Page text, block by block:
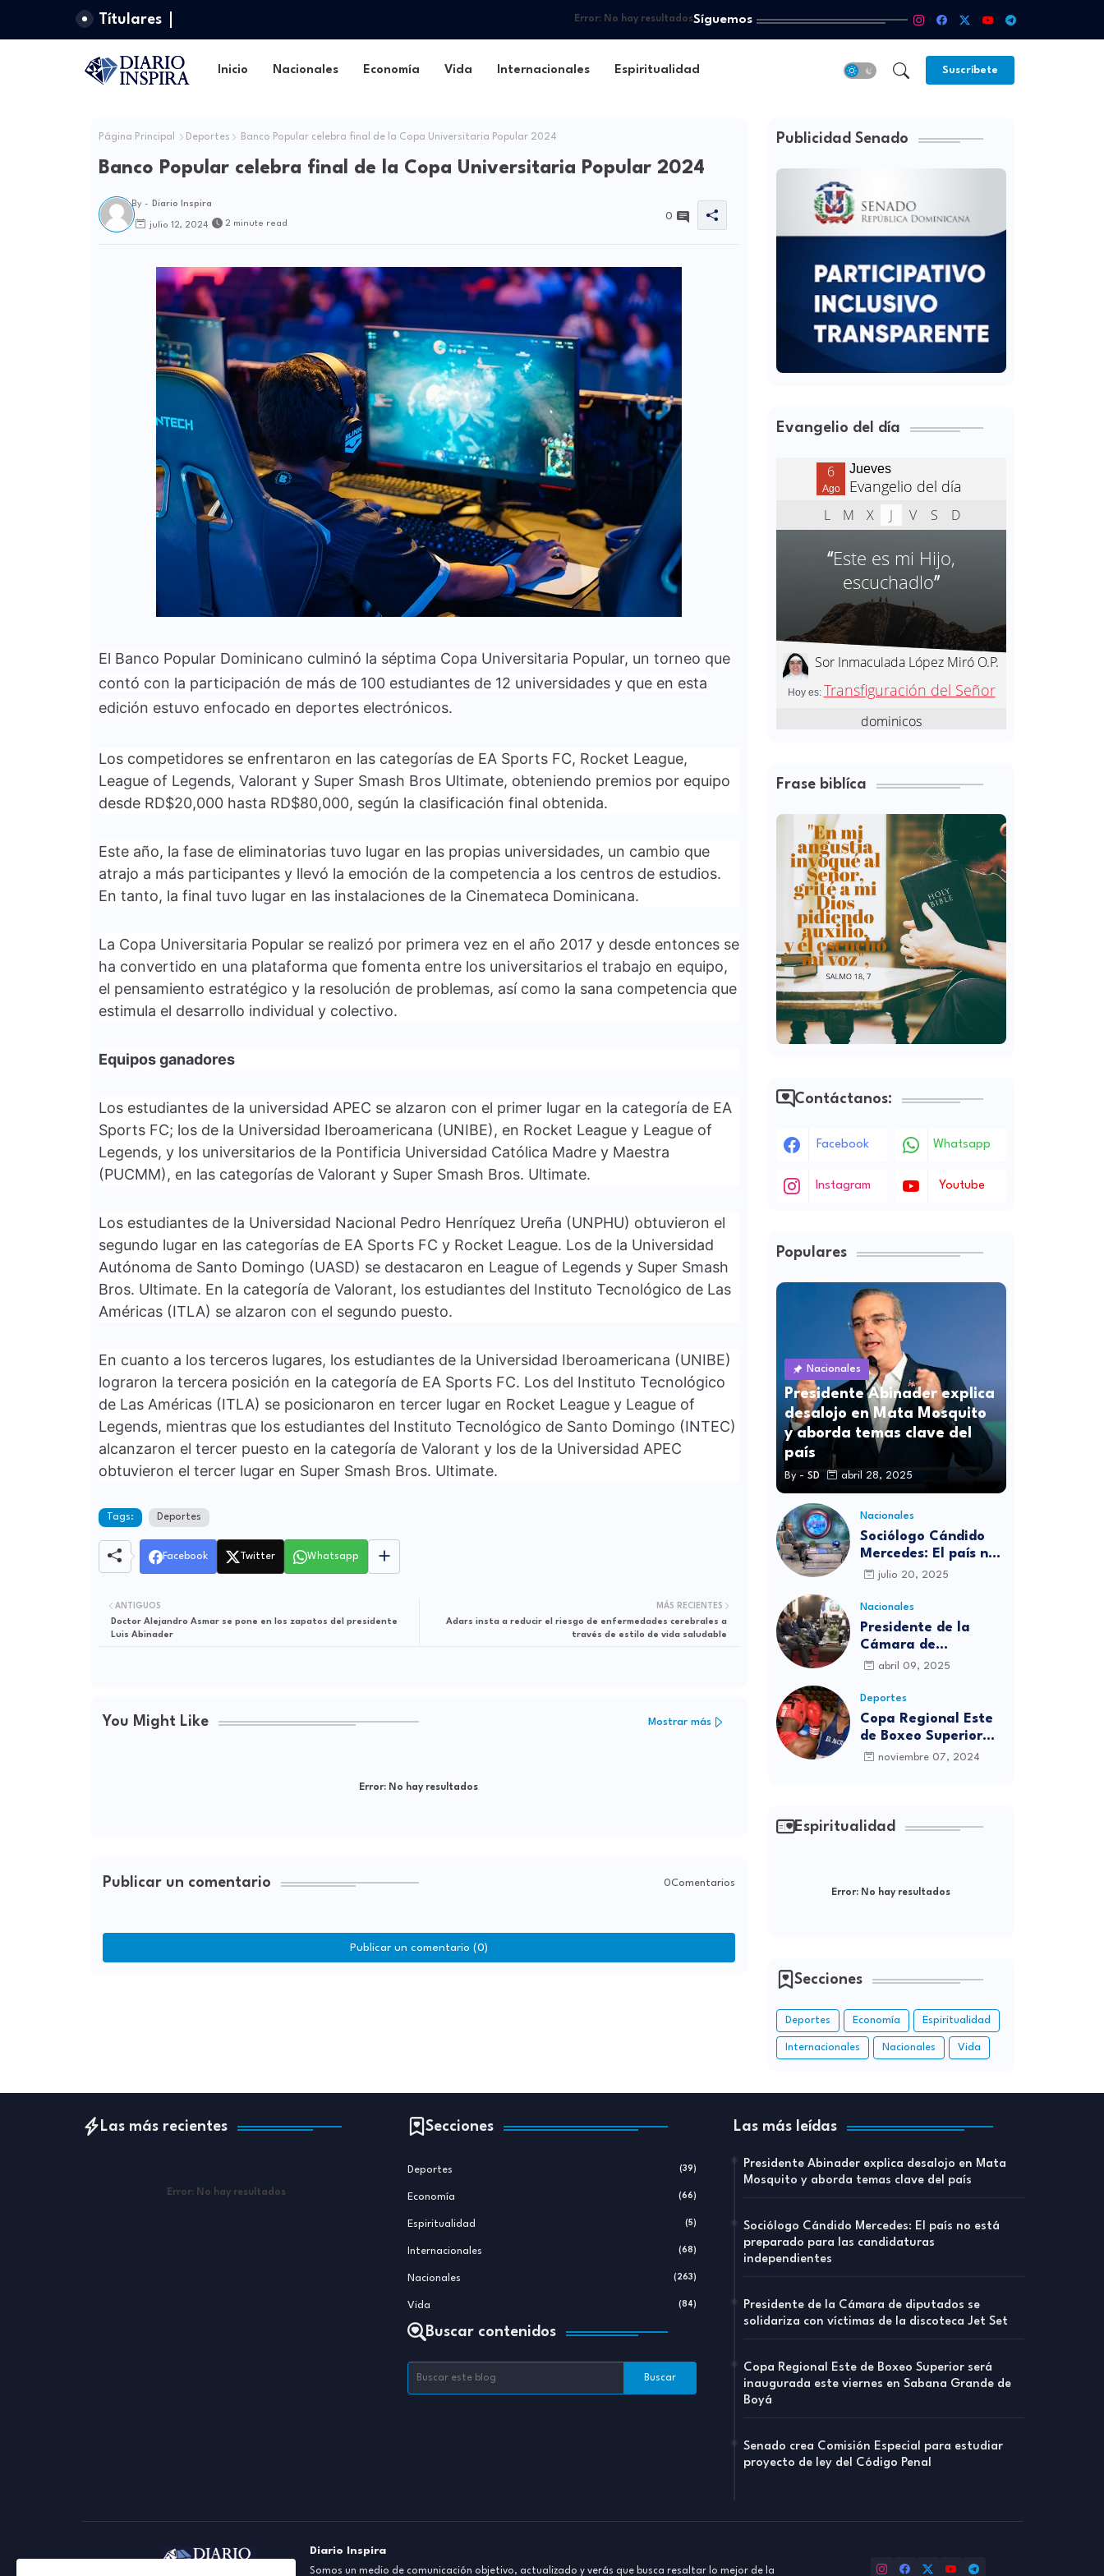
Títulares Error:No hay resultadosSíguemos
Inicio Nacionales Economía Vida Internacionales Espiritualidad Suscríbete
Página Principal Deportes Banco Popular celebra final de la Copa Universitaria Popular 2024
Banco Popular celebra final de la Copa Universitaria Popular 2024
By - Diario Inspira
julio 12, 2024 2 minute read
0
El Banco Popular Dominicano culminó la séptima Copa Universitaria Popular, un torneo que
contó con la participación de más de 100 estudiantes de 12 universidades y que en esta
edición estuvo enfocado en deportes electrónicos.
Los competidores se enfrentaron en las categorías de EA Sports FC, Rocket League,
League of Legends, Valorant y Super Smash Bros Ultimate, obteniendo premios por equipo
desde RD$20,000 hasta RD$80,000, según la clasificación final obtenida.
Este año, la fase de eliminatorias tuvo lugar en las propias universidades, un cambio que
atrajo a más participantes y llevó la emoción de la competencia a los centros de estudios.
En tanto, la final tuvo lugar en las instalaciones de la Cinemateca Dominicana.
La Copa Universitaria Popular se realizó por primera vez en el año 2017 y desde entonces se
ha convertido en una plataforma que fomenta entre los universitarios el trabajo en equipo,
el pensamiento estratégico y la resolución de problemas, así como la sana competencia que
estimula el desarrollo individual y colectivo.
Equipos ganadores
Los estudiantes de la universidad APEC se alzaron con el primer lugar en la categoría de EA
Sports FC; los de la Universidad Iberoamericana (UNIBE), en Rocket League y League of
Legends, y los universitarios de la Pontificia Universidad Católica Madre y Maestra
(PUCMM), en las categorías de Valorant y Super Smash Bros. Ultimate.
Los estudiantes de la Universidad Nacional Pedro Henríquez Ureña (UNPHU) obtuvieron el
segundo lugar en las categorías de EA Sports FC y Rocket League. Los de la Universidad
Autónoma de Santo Domingo (UASD) se destacaron en League of Legends y Super Smash
Bros. Ultimate. En la categoría de Valorant, los estudiantes del Instituto Tecnológico de Las
Américas (ITLA) se alzaron con el segundo puesto.
En cuanto a los terceros lugares, los estudiantes de la Universidad Iberoamericana (UNIBE)
lograron la tercera posición en la categoría de EA Sports FC. Los del Instituto Tecnológico
de Las Américas (ITLA) se posicionaron en tercer lugar en Rocket League y League of
Legends, mientras que los estudiantes del Instituto Tecnológico de Santo Domingo (INTEC)
alcanzaron el tercer puesto en la categoría de Valorant y los de la Universidad APEC
obtuvieron el tercer lugar en Super Smash Bros. Ultimate.
Tags: Deportes
Facebook Twitter Whatsapp
MÁS RECIENTES
Adars insta a reducir el riesgo de enfermedades cerebrales a
través de estilo de vida saludable
ANTIGUOS
Doctor Alejandro Asmar se pone en los zapatos del presidente
Luis Abinader
You Might Like Mostrar más
Error: No hay resultados
Publicar un comentario 0Comentarios
Publicar un comentario (0)
Publicidad Senado
Evangelio del día
Frase biblíca
Contáctanos:
Facebook Whatsapp
Instagram Youtube
Populares
Nacionales
Presidente Abinader explica
desalojo en Mata Mosquito
y aborda temas clave del
país
By - SD abril 28, 2025
Nacionales
Sociólogo Cándido
Mercedes: El país no
está preparado para
independientes
julio 20, 2025
Nacionales
Presidente de la
Cámara de
diputados se
víctimas de la
discoteca Jet Set
abril 09, 2025
Deportes
Copa Regional Este
de Boxeo Superior
será inaugurada este
noviembre 07, 2024
Espiritualidad
Error: No hay resultados
Secciones
Deportes Economía Espiritualidad
Internacionales Nacionales Vida
Las más recientes
Error: No hay resultados
Secciones
Deportes (39)
Economía (66)
Espiritualidad (5)
Internacionales (68)
Nacionales (263)
Vida (84)
Buscar contenidos
Las más leídas
Presidente Abinader explica desalojo en Mata
Mosquito y aborda temas clave del país
Sociólogo Cándido Mercedes: El país no está
preparado para las candidaturas
independientes
Presidente de la Cámara de diputados se
solidariza con víctimas de la discoteca Jet Set
Copa Regional Este de Boxeo Superior será
inaugurada este viernes en Sabana Grande de
Boyá
Senado crea Comisión Especial para estudiar
proyecto de ley del Código Penal
Diario Inspira
Somos un medio de comunicación objetivo, actualizado y verás que busca resaltar lo mejor de la